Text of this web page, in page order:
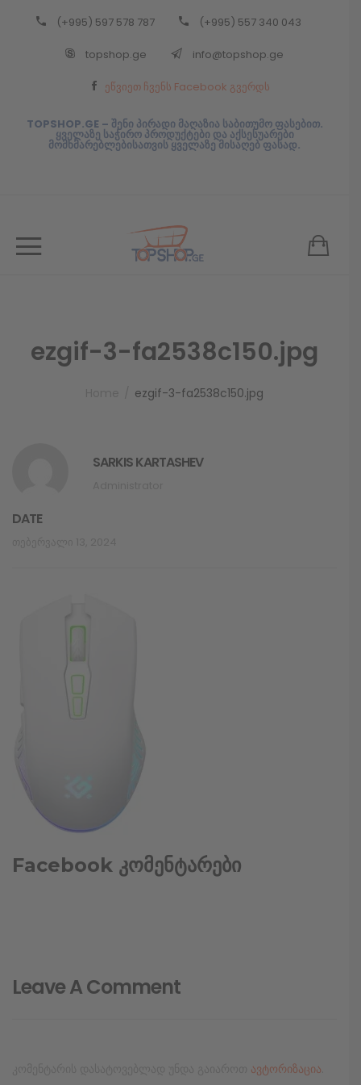
(+995) 597 578 787 (+995) 557 340 043
topshop.ge info@topshop.ge
ეწვიეთ ჩვენს Facebook გვერდს
TOPSHOP.GE – შენი პირადი მაღაზია საბითუმო ფასებით.
ყველაზე საჭირო პროდუქტები და აქსესუარები
მომხმარებლებისათვის ყველაზე მისაღებ ფასად.
ezgif-3-fa2538c150.jpg
ezgif-3-fa2538c150.jpg
SARKIS KARTASHEV
DATE
Facebook კომენტარები
Leave A Comment
ავტორიზაცია
Back